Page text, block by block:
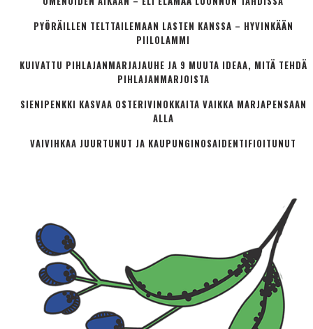
PYÖRÄILLEN TELTTAILEMAAN LASTEN KANSSA – HYVINKÄÄN
PIILOLAMMI
KUIVATTU PIHLAJANMARJAJAUHE JA 9 MUUTA IDEAA, MITÄ TEHDÄ
PIHLAJANMARJOISTA
SIENIPENKKI KASVAA OSTERIVINOKKAITA VAIKKA MARJAPENSAAN
ALLA
VAIVIHKAA JUURTUNUT JA KAUPUNGINOSA­IDENTIFIOITUNUT